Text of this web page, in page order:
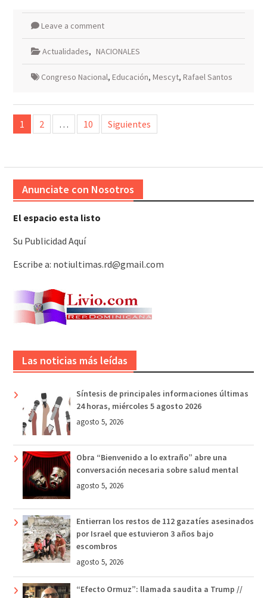
Leave a comment
Actualidades, NACIONALES
Congreso Nacional, Educación, Mescyt, Rafael Santos
Paginación
de
1 2 … 10 Siguientes
Anunciate con Nosotros
El espacio esta listo
Su Publicidad Aquí
Escribe a: notiultimas.rd@gmail.com
Las noticias más leídas
Síntesis de principales informaciones últimas
24 horas, miércoles 5 agosto 2026
agosto 5, 2026
Obra “Bienvenido a lo extraño” abre una
conversación necesaria sobre salud mental
agosto 5, 2026
Entierran los restos de 112 gazatíes asesinados
por Israel que estuvieron 3 años bajo
escombros
agosto 5, 2026
“Efecto Ormuz”: llamada saudita a Trump //